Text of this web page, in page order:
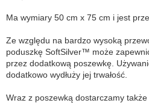
Ma wymiary 50 cm x 75 cm i jest
Ze względu na bardzo wysoką
poduszkę SoftSilver™ może
przez dodatkową poszewkę.
dodatkowo wydłuży jej trwałość.
Wraz z poszewką dostarczamy